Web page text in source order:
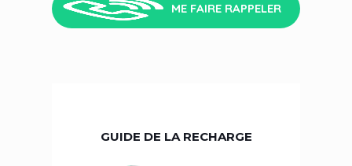
ME FAIRE RAPPELER
GUIDE DE LA RECHARGE